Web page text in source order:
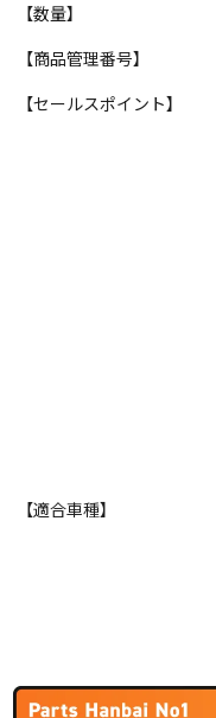
【数量】
【商品管理番号】
【セールスポイント】
【適合車種】